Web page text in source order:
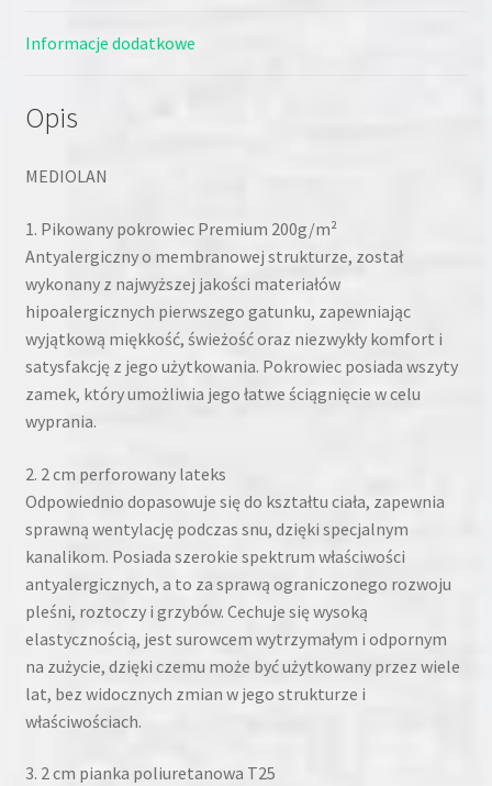
Informacje dodatkowe
Opis
MEDIOLAN
1. Pikowany pokrowiec Premium 200g/m²
Antyalergiczny o membranowej strukturze, został
wykonany z najwyższej jakości materiałów
hipoalergicznych pierwszego gatunku, zapewniając
wyjątkową miękkość, świeżość oraz niezwykły komfort i
satysfakcję z jego użytkowania. Pokrowiec posiada wszyty
zamek, który umożliwia jego łatwe ściągnięcie w celu
wyprania.
2. 2 cm perforowany lateks
Odpowiednio dopasowuje się do kształtu ciała, zapewnia
sprawną wentylację podczas snu, dzięki specjalnym
kanalikom. Posiada szerokie spektrum właściwości
antyalergicznych, a to za sprawą ograniczonego rozwoju
pleśni, roztoczy i grzybów. Cechuje się wysoką
elastycznością, jest surowcem wytrzymałym i odpornym
na zużycie, dzięki czemu może być użytkowany przez wiele
lat, bez widocznych zmian w jego strukturze i
właściwościach.
3. 2 cm pianka poliuretanowa T25